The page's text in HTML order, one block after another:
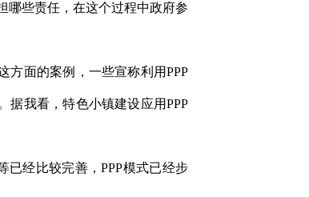
哪些责任，在这个过程中政府参
面的案例，一些宣称利用PPP
据我看，特色小镇建设应用PPP
经比较完善，PPP模式已经步